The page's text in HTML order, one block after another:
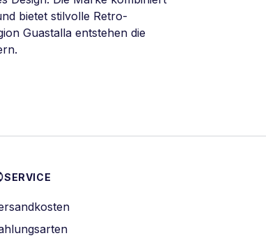
bietet stilvolle Retro-
Guastalla entstehen die
SERVICE